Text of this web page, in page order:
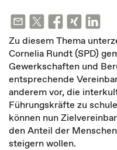
Zu diesem Thema
Cornelia Rundt (SPD)
Gewerkschaften und
entsprechende
anderem vor, die
Führungskräfte zu
können nun
den Anteil der
steigern wollen.